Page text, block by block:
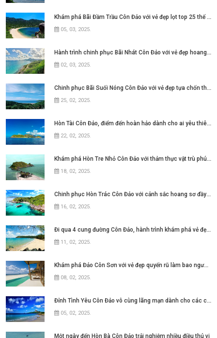
Khám phá Bãi Đầm Trầu Côn Đảo với vẻ đẹp lọt top 25 thế giới
05, 03, 2025.
Hành trình chinh phục Bãi Nhát Côn Đảo với vẻ đẹp hoang sơ và yên bình
02, 03, 2025.
Chinh phục Bãi Suối Nóng Côn Đảo với vẻ đẹp tựa chốn thiên đường
25, 02, 2025.
Hòn Tài Côn Đảo, điểm đến hoàn hảo dành cho ai yêu thiên nhiên
22, 02, 2025.
Khám phá Hòn Tre Nhỏ Côn Đảo với thảm thực vật trù phú đầy ấn tượng
18, 02, 2025.
Chinh phục Hòn Trác Côn Đảo với cảnh sắc hoang sơ đầy ấn tượng
16, 02, 2025.
Đi qua 4 cung đường Côn Đảo, hành trình khám phá vẻ đẹp quyến rũ
11, 02, 2025.
Khám phá Đảo Côn Sơn với vẻ đẹp quyến rũ làm bao người đắm say
08, 02, 2025.
Đỉnh Tình Yêu Côn Đảo vô cùng lãng mạn dành cho các cặp đôi
05, 02, 2025.
Một ngày đến Hòn Bà Côn Đảo trải nghiệm nhiều điều thú vị